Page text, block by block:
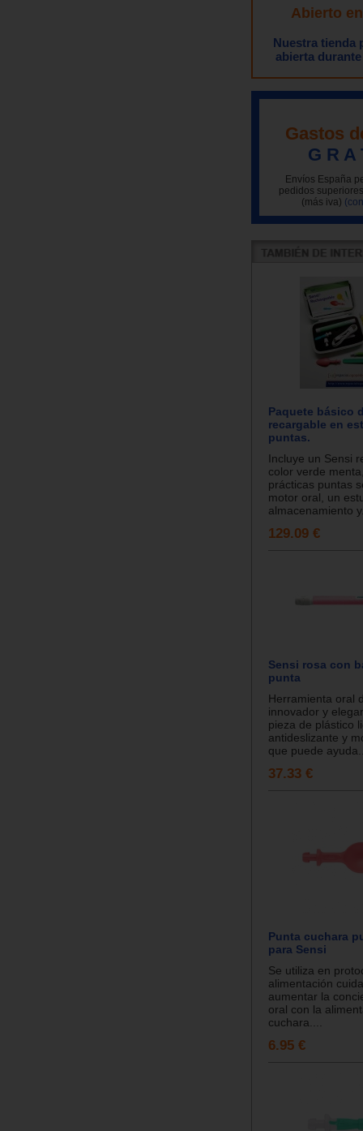
Abierto
Nuestra tienda
abierta
Gastos
G R A
Envíos España
pedidos
(más iva)
Paquete básico
recargable en
puntas.
Incluye un Sensi
color verde
prácticas puntas
motor oral, un
almacenamiento
129.09 €
Sensi rosa con
punta
Herramienta oral
innovador y
pieza de plástico
antideslizante y
que puede
37.33 €
Punta cuchara
para Sensi
Se utiliza en
alimentación
aumentar la
oral con la
cuchara....
6.95 €